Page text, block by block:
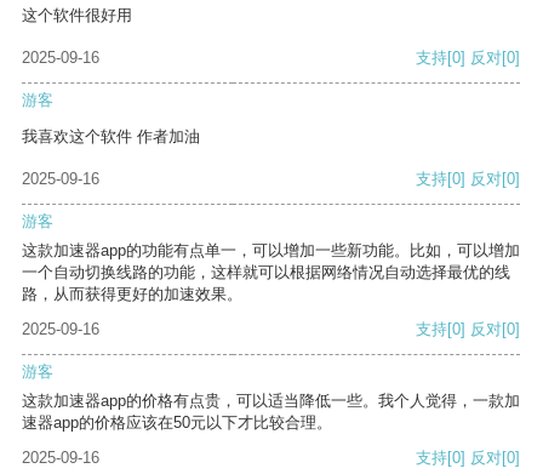
这个软件很好用
2025-09-16 支持[0] 反对[0]
游客
我喜欢这个软件 作者加油
2025-09-16 支持[0] 反对[0]
游客
这款加速器app的功能有点单一，可以增加一些新功能。比如，可以增加
一个自动切换线路的功能，这样就可以根据网络情况自动选择最优的线
路，从而获得更好的加速效果。
2025-09-16
支持[0] 反对[0]
游客
这款加速器app的价格有点贵，可以适当降低一些。我个人觉得，一款加
速器app的价格应该在50元以下才比较合理。
2025-09-16
支持[0] 反对[0]